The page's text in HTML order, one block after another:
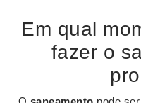
Em qual
fazer o